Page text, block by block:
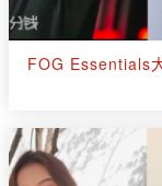
FOG Essentials